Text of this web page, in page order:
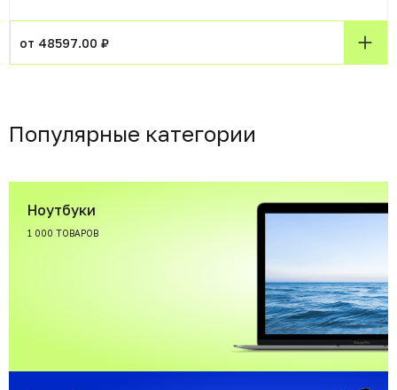
от 48597.00 ₽
Популярные категории
Ноутбуки
1 000 ТОВАРОВ